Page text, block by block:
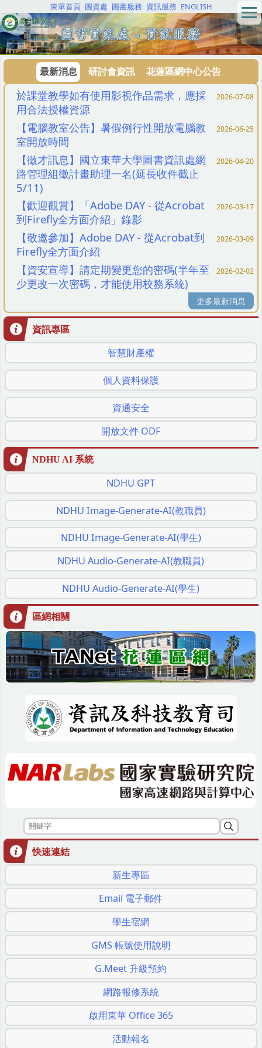
到
主
要
內
區
東華首頁 圖資處 圖書服務 資訊服務 ENGLISH
最新消息 研討會資訊 花蓮區網中心公告
於課堂教學如有使用影視作品需求，應採
用合法授權資源
2026-07-08
【電腦教室公告】暑假例行性開放電腦教
室開放時間
2026-06-25
【徵才訊息】國立東華大學圖書資訊處網
路管理組徵計畫助理一名(延長收件截止
5/11)
2026-04-20
【歡迎觀賞】「Adobe DAY - 從Acrobat
到Firefly全方面介紹」錄影
2026-03-17
【敬邀參加】Adobe DAY - 從Acrobat到
Firefly全方面介紹
2026-03-09
【資安宣導】請定期變更您的密碼(半年至
少更改一次密碼，才能使用校務系統)
2026-02-02
更多最新消息
資訊專區
智慧財產權
個人資料保護
資通安全
開放文件 ODF
NDHU AI 系統
NDHU GPT
NDHU Image-Generate-AI(教職員)
NDHU Image-Generate-AI(學生)
NDHU Audio-Generate-AI(教職員)
NDHU Audio-Generate-AI(學生)
區網相關
快速連結
新生專區
Email 電子郵件
學生宿網
GMS 帳號使用說明
G.Meet 升級預約
網路報修系統
啟用東華 Office 365
活動報名